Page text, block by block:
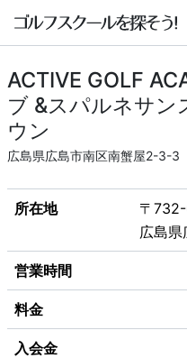
ACTIVE GOLF
ブ &スパルネサン
ウン
広島県広島市南区南蟹屋2-3-3
所在地
〒
広島
営業時間
料金
入会金